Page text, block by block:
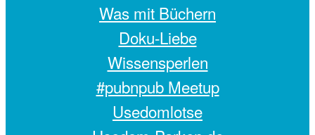
Was mit Büchern
Doku-Liebe
Wissensperlen
#pubnpub Meetup
Usedomlotse